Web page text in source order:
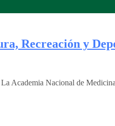
Recreación y
Academia Nacional de